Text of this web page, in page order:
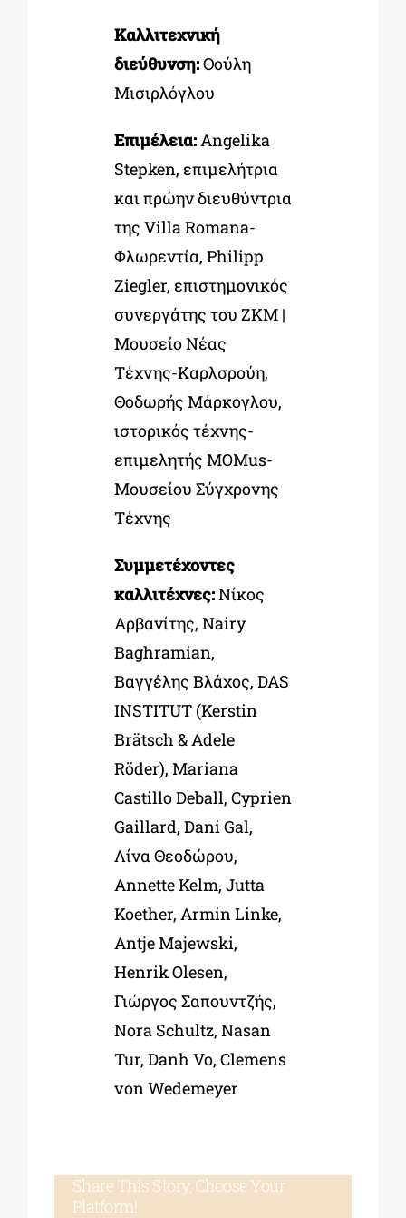
Καλλιτεχνική
διεύθυνση:Θούλη
Μισιρλόγλου
Επιμέλεια:Angelika
Stepken, επιμελήτρια
και πρώην διευθύντρια
της Villa Romana-
Φλωρεντία, Philipp
Ziegler, επιστημονικός
συνεργάτης του ZKM |
Μουσείο Νέας
Τέχνης-Καρλσρούη,
Θοδωρής Μάρκογλου,
ιστορικός τέχνης-
επιμελητής MOMus-
Μουσείου Σύγχρονης
Τέχνης
Συμμετέχοντες
καλλιτέχνες:Νίκος
Αρβανίτης, Nairy
Baghramian,
Βαγγέλης Βλάχος, DAS
INSTITUT (Kerstin
Brätsch & Adele
Röder), Mariana
Castillo Deball, Cyprien
Gaillard, Dani Gal,
Λίνα Θεοδώρου,
Annette Kelm, Jutta
Koether, Armin Linke,
Antje Majewski,
Henrik Olesen,
Γιώργος Σαπουντζής,
Nora Schultz, Nasan
Tur, Danh Vo, Clemens
von Wedemeyer
Share This Story, Choose Your
Platform!